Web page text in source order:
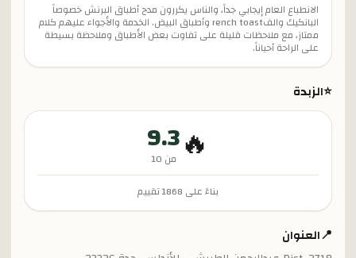
الانطباع العام إيجابي جداً، والناس يكررون مدح أطباق البرنش خصوصاً
البانكيك والفrench toast وأطباق البيض. الخدمة والأجواء عليهم كلام
ممتاز، مع ملاحظات قليلة على تفاوت بعض الأطباق وملاحظة بسيطة
على الراحة أحياناً.
⭐الزبدة
🔥
9.3
من 10
بناءً على 1868تقييم
📍العنوان